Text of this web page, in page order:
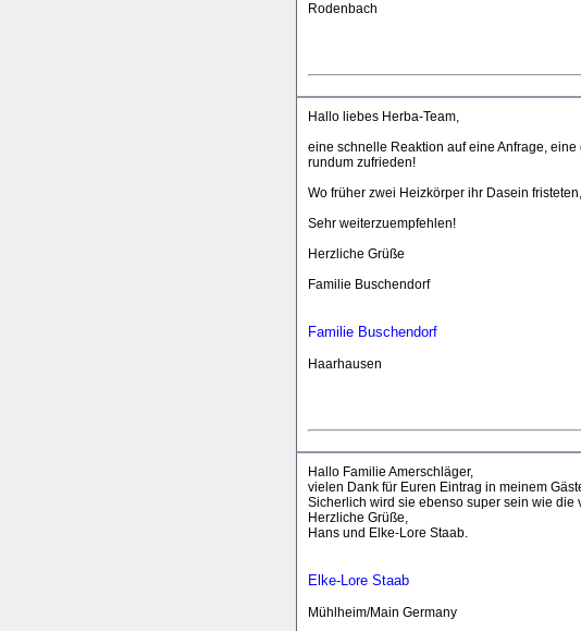
Rodenbach
Hallo liebes Herba-Team,
eine schnelle Reaktion auf eine Anfrage,
rundum zufrieden!
Wo früher zwei Heizkörper ihr Dasein
Sehr weiterzuempfehlen!
Herzliche Grüße
Familie Buschendorf
Familie Buschendorf
Haarhausen
Hallo Familie Amerschläger,
vielen Dank für Euren Eintrag in meinem
Sicherlich wird sie ebenso super sein wie
Herzliche Grüße,
Hans und Elke-Lore Staab.
Elke-Lore Staab
Mühlheim/Main Germany